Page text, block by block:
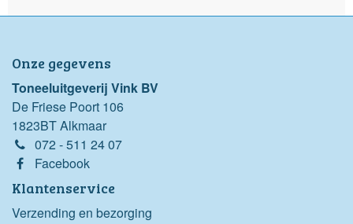
Onze gegevens
Toneeluitgeverij Vink BV
De Friese Poort 106
1823BT Alkmaar
072 - 511 24 07
Facebook
Klantenservice
Verzending en bezorging